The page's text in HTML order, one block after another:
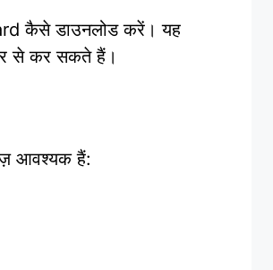
कैसे डाउनलोड करें। यह
से कर सकते हैं।
आवश्यक हैं: